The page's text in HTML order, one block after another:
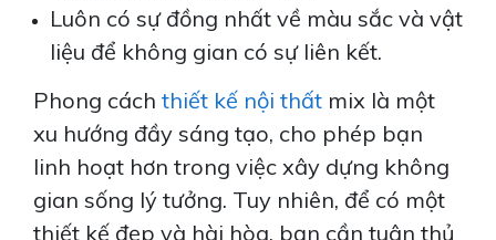
Luôn có sự đồng nhất về màu sắc và vật
liệu để không gian có sự liên kết.
Phong cách thiết kế nội thất mix là một
xu hướng đầy sáng tạo, cho phép bạn
linh hoạt hơn trong việc xây dựng không
gian sống lý tưởng. Tuy nhiên, để có một
thiết kế đẹp và hài hòa, bạn cần tuân thủ
THE BEVERLY VINHOMES: NẾP NHÀ MỚI
SUM VẦY YÊU THƯƠNG
Xem Thêm